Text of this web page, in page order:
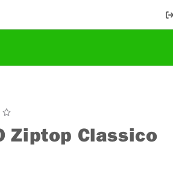
Ziptop Classico